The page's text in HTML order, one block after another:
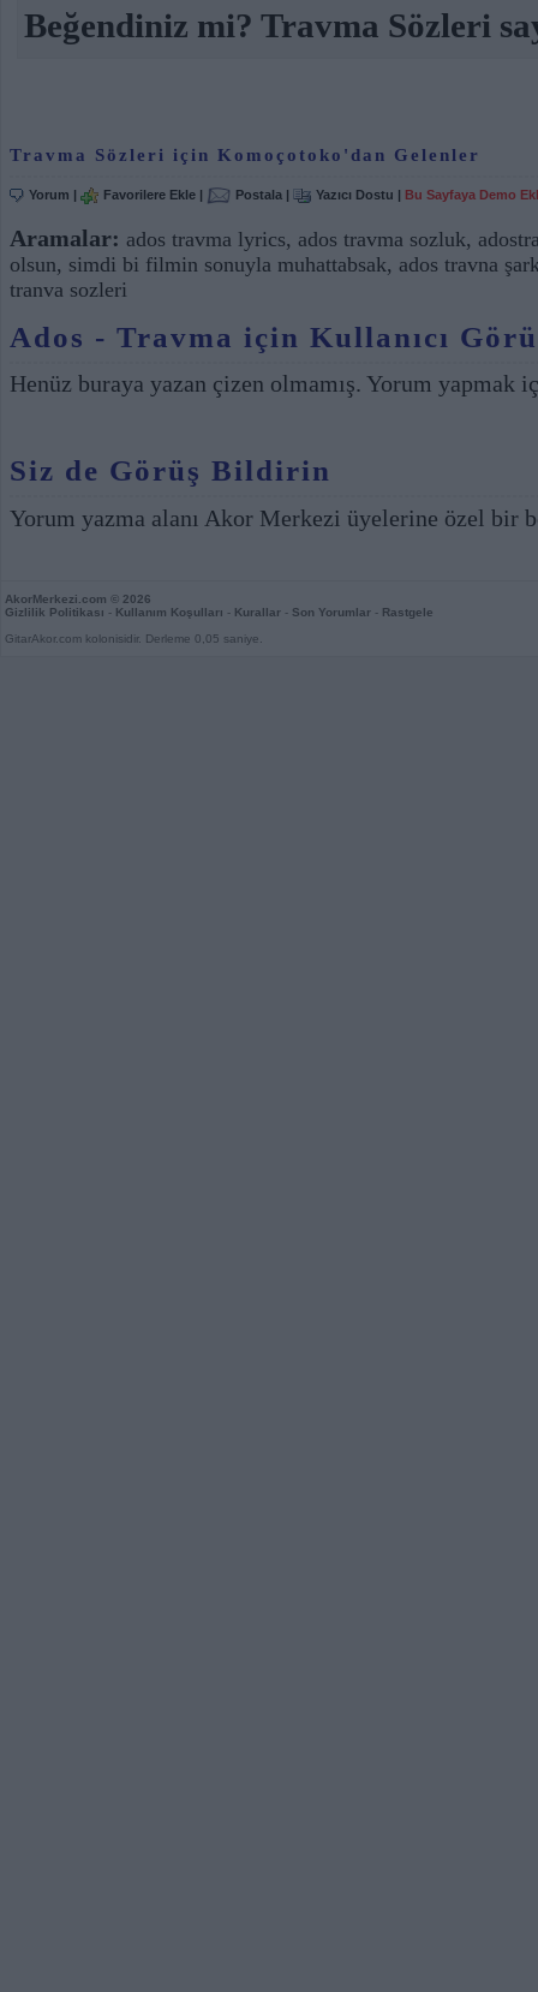
Beğendiniz mi? Travma Sözleri
Travma Sözleri için Komoçotoko'dan Gelenler
Yorum | Favorilere Ekle | Postala | Yazıcı Dostu | Bu Sayfaya Demo
Aramalar: ados travma lyrics, ados travma sozluk,
olsun, simdi bi filmin sonuyla muhattabsak, ados travna
tranva sozleri
Ados - Travma için Kullanıcı
Henüz buraya yazan çizen olmamış. Yorum yapmak
Siz de Görüş Bildirin
Yorum yazma alanı Akor Merkezi üyelerine özel bir
AkorMerkezi.com © 2026
Gizlilik Politikası - Kullanım Koşulları - Kurallar - Son Yorumlar - Rastgele
GitarAkor.com kolonisidir. Derleme 0,05 saniye.